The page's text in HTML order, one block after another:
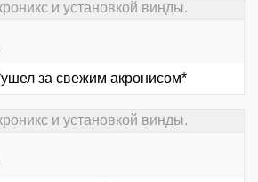
и установкой винды.
за свежим акронисом*
и установкой винды.